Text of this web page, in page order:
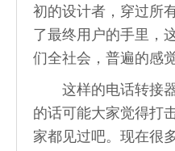
初的设计者，穿过所
了最终用户的手里，
们全社会，普遍的感
这样的电话转接器
的话可能大家觉得打
家都见过吧。现在很